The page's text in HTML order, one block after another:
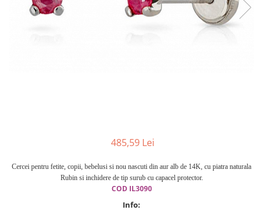
Cercei din aur dama
485,59 Lei
Cercei pentru fetite, copii, bebelusi si nou nascuti din aur alb de 14K, cu piatra naturala
Rubin si inchidere de tip surub cu capacel protector.
COD IL3090
Info: